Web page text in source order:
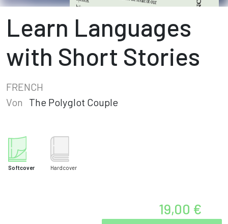
Learn Languages
with Short Stories
FRENCH
Von
The Polyglot Couple
Softcover Hardcover
19,00 €